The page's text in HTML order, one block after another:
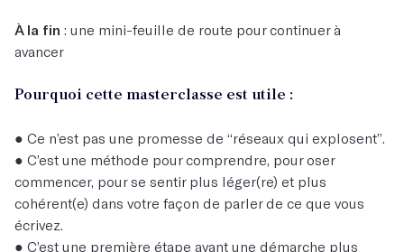
À la fin : une mini-feuille de route pour continuer à
avancer
Pourquoi cette masterclasse est utile :
● Ce n’est pas une promesse de “réseaux qui explosent”.
● C’est une méthode pour comprendre, pour oser
commencer, pour se sentir plus léger(re) et plus
cohérent(e) dans votre façon de parler de ce que vous
écrivez.
● C’est une première étape avant une démarche plus